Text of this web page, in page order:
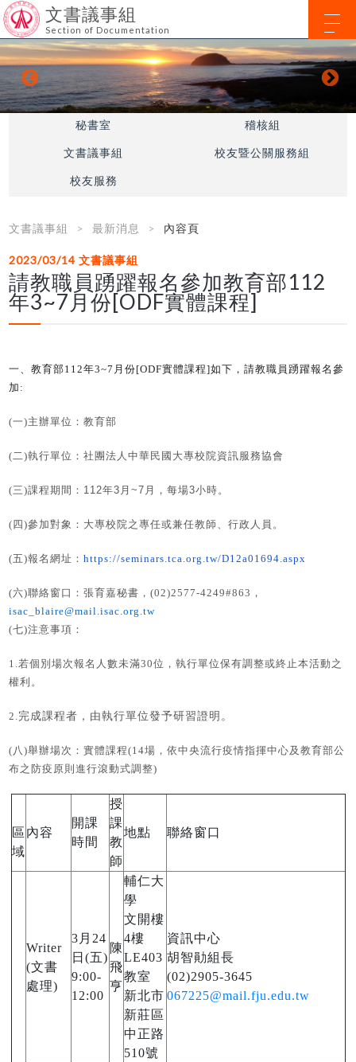
文書議事組
Section of Documentation
秘書室 稽核組
文書議事組 校友暨公關服務組
校友服務
文書議事組 最新消息 內容頁
2023/03/14文書議事組
請教職員踴躍報名參加教育部112
年3~7月份[ODF實體課程]
一、教育部112年3~7月份[ODF實體課程]如下，請教職員踴躍報名參
加:
(一)主辦單位：教育部
(二)執行單位：社團法人中華民國大專校院資訊服務協會
(三)課程期間： 112年3 月~7 月，每場3小時。
( 四)參加對象：大專校院之專任或兼任教師、行政人員。
(五)報名網址：https://seminars.tca.org.tw/D12a01694.aspx
(六)聯絡窗口：張育嘉秘書，(02)2577-4249#863，
isac_blaire@mail.isac.org.tw
(七)注意事項：
1.若個別場次報名人數未滿30位，執行單位保有調整或終止本活動之
權利。
2.完成課程者，由執行單位發予研習證明。
(八)舉辦場次：實體課程(14場，依中央流行疫情指揮中心及教育部公
布之防疫原則進行滾動式調整)
區
域
內容
開課
時間
授
課
教
師
地點 聯絡窗口
Writer
(文書
處理)
3月24
日(五)
9:00-
12:00
陳
飛
亨
輔仁大
學
文開樓
4樓
LE403
教室
新北市
新莊區
中正路
510號
資訊中心
胡智勛組長
(02)2905-3645
067225@mail.fju.edu.tw